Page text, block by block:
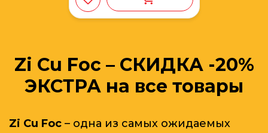
Zi Cu Foc – СКИДКА -20%
ЭКСТРА на все товары
Zi Cu Foc – одна из самых ожидаемых